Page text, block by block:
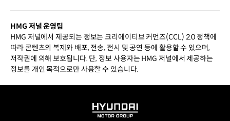
HMG 저널 운영팀
HMG 저널에서 제공되는 정보는 크리에이티브 커먼즈(CCL) 2.0 정책에
따라 콘텐츠의 복제와 배포, 전송, 전시 및 공연 등에 활용할 수 있으며,
저작권에 의해 보호됩니다. 단, 정보 사용자는 HMG 저널에서 제공하는
정보를 개인 목적으로만 사용할 수 있습니다.
HYUNDAI